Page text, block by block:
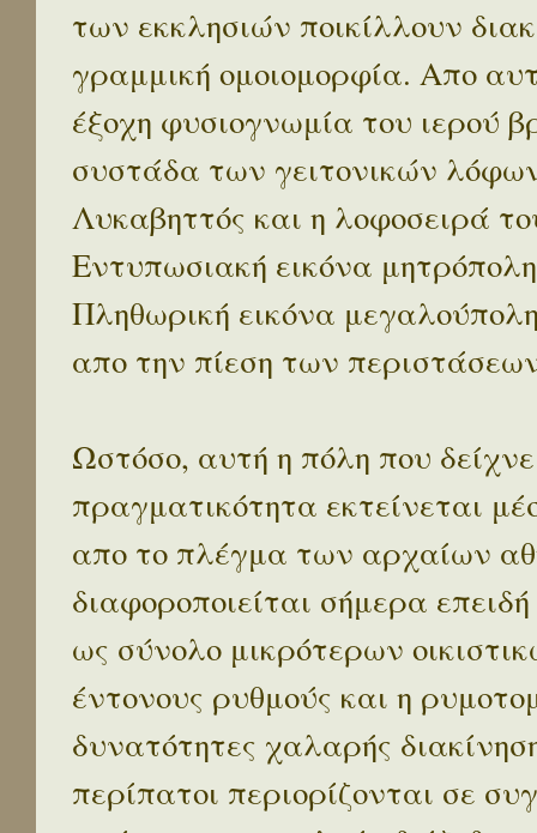
των εκκλησιών ποικίλλουν
γραμμική ομοιομορφία. Απο
έξοχη φυσιογνωμία του ιερού
συστάδα των γειτονικών
Λυκαβηττός και η λοφοσειρά
Εντυπωσιακή εικόνα
Πληθωρική εικόνα
απο την πίεση των
Ωστόσο, αυτή η πόλη που
πραγματικότητα εκτείνεται
απο το πλέγμα των αρχαίων
διαφοροποιείται σήμερα
ως σύνολο μικρότερων
έντονους ρυθμούς και η
δυνατότητες χαλαρής
περίπατοι περιορίζονται σε